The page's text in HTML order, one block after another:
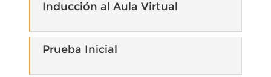
Inducción al Aula Virtual
Prueba Inicial